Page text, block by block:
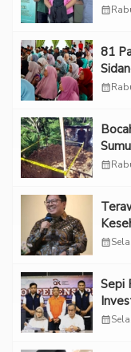
calendar_month
81
calendar_month
calendar_month
calendar_month
Sepi
calendar_month